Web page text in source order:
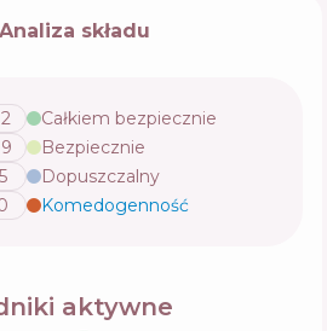
Barrier Cleansing Foam
Red Clay Pore Pack Foam
składu
Całkiem bezpiecznie
Bezpiecznie
5
Dopuszczalny
Komedogenność
aktywne